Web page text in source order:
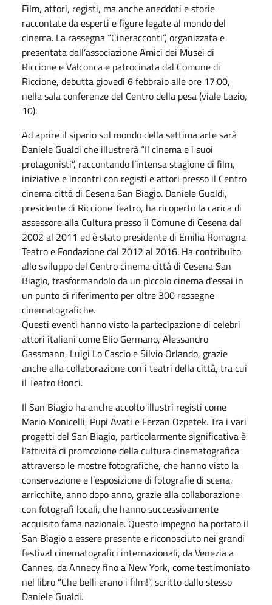
Film, attori, registi, ma anche aneddoti e storie
raccontate da esperti e figure legate al mondo del
cinema. La rassegna “Cineracconti”, organizzata e
presentata dall’associazione Amici dei Musei di
Riccione e Valconca e patrocinata dal Comune di
Riccione, debutta giovedì 6 febbraio alle ore 17:00,
nella sala conferenze del Centro della pesa (viale Lazio,
10).
Ad aprire il sipario sul mondo della settima arte sarà
Daniele Gualdi che illustrerà “Il cinema e i suoi
protagonisti”, raccontando l’intensa stagione di film,
iniziative e incontri con registi e attori presso il Centro
cinema città di Cesena San Biagio. Daniele Gualdi,
presidente di Riccione Teatro, ha ricoperto la carica di
assessore alla Cultura presso il Comune di Cesena dal
2002 al 2011 ed è stato presidente di Emilia Romagna
Teatro e Fondazione dal 2012 al 2016. Ha contribuito
allo sviluppo del Centro cinema città di Cesena San
Biagio, trasformandolo da un piccolo cinema d’essai in
un punto di riferimento per oltre 300 rassegne
cinematografiche.
Questi eventi hanno visto la partecipazione di celebri
attori italiani come Elio Germano, Alessandro
Gassmann, Luigi Lo Cascio e Silvio Orlando, grazie
anche alla collaborazione con i teatri della città, tra cui
il Teatro Bonci.
Il San Biagio ha anche accolto illustri registi come
Mario Monicelli, Pupi Avati e Ferzan Ozpetek. Tra i vari
progetti del San Biagio, particolarmente significativa è
l’attività di promozione della cultura cinematografica
attraverso le mostre fotografiche, che hanno visto la
conservazione e l’esposizione di fotografie di scena,
arricchite, anno dopo anno, grazie alla collaborazione
con fotografi locali, che hanno successivamente
acquisito fama nazionale. Questo impegno ha portato il
San Biagio a essere presente e riconosciuto nei grandi
festival cinematografici internazionali, da Venezia a
Cannes, da Annecy fino a New York, come testimoniato
nel libro “Che belli erano i film!”, scritto dallo stesso
Daniele Gualdi.